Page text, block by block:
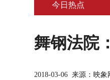
今日热点
舞钢法院
2018-03-06 来源：映象